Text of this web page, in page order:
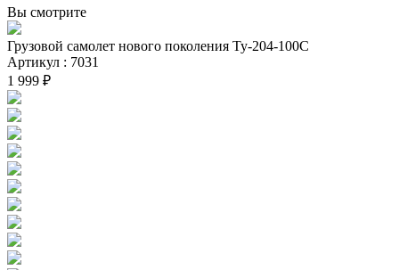
Вы смотрите
Грузовой самолет нового поколения Ту-204-100С
Артикул : 7031
1 999 ₽